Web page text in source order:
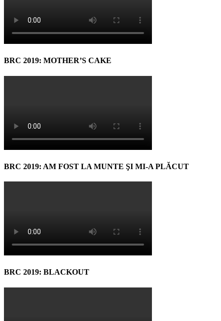
BRC 2019: MOTHER’S CAKE
BRC 2019: AM FOST LA MUNTE ŞI MI-A PLĂCUT
BRC 2019: BLACKOUT